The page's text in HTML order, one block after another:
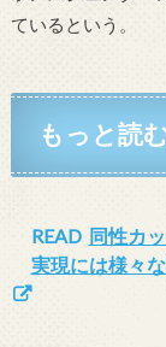
ているという。
もっと読
READ 同性カ
実現には様々